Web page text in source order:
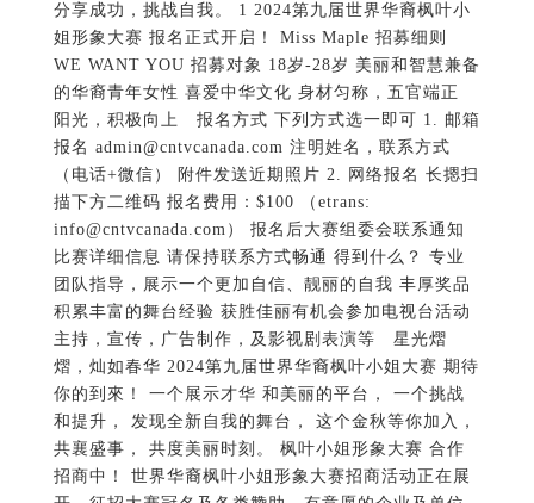
分享成功，挑战自我。 1 2024第九届世界华裔枫叶小
姐形象大赛 报名正式开启！ Miss Maple 招募细则
WE WANT YOU 招募对象 18岁-28岁 美丽和智慧兼备
的华裔青年女性 喜爱中华文化 身材匀称，五官端正
阳光，积极向上 报名方式 下列方式选一即可 1. 邮箱
报名 admin@cntvcanada.com 注明姓名，联系方式
（电话+微信） 附件发送近期照片 2. 网络报名 长摁扫
描下方二维码 报名费用：$100 （etrans:
info@cntvcanada.com） 报名后大赛组委会联系通知
比赛详细信息 请保持联系方式畅通 得到什么？ 专业
团队指导，展示一个更加自信、靓丽的自我 丰厚奖品
积累丰富的舞台经验 获胜佳丽有机会参加电视台活动
主持，宣传，广告制作，及影视剧表演等 星光熠
熠，灿如春华 2024第九届世界华裔枫叶小姐大赛 期待
你的到來！ 一个展示才华 和美丽的平台， 一个挑战
和提升， 发现全新自我的舞台， 这个金秋等你加入，
共襄盛事， 共度美丽时刻。 枫叶小姐形象大赛 合作
招商中！ 世界华裔枫叶小姐形象大赛招商活动正在展